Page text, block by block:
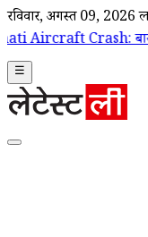
रविवार, अगस्त 09, 2026
बारामती एयरपोर्ट
☰